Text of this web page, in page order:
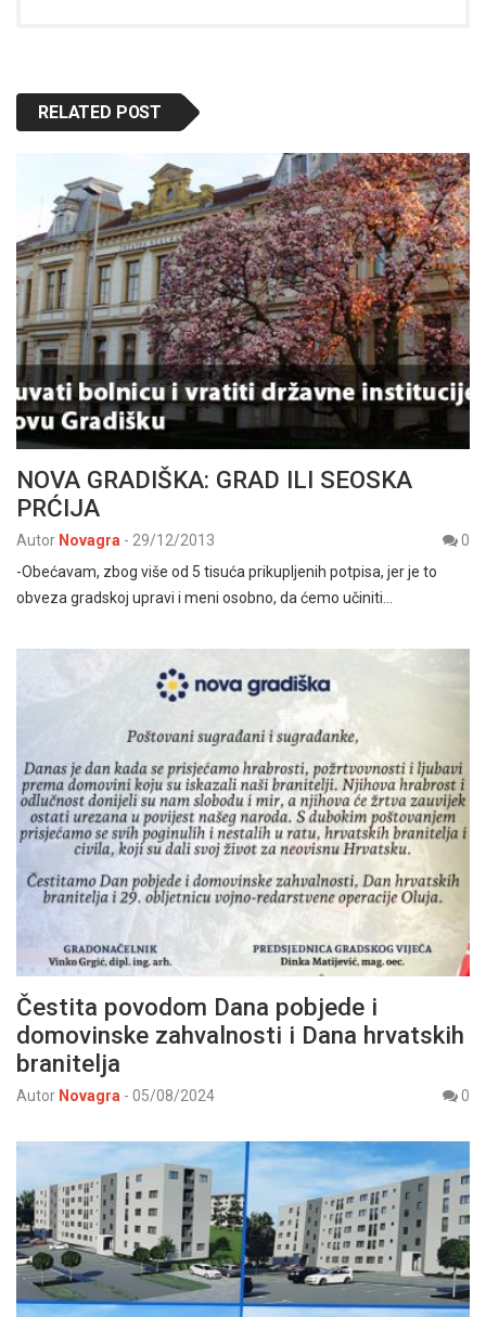
RELATED POST
NOVA GRADIŠKA: GRAD ILI SEOSKA
PRĆIJA
Autor Novagra - 29/12/2013
0
-Obećavam, zbog više od 5 tisuća prikupljenih potpisa, jer je to
obveza gradskoj upravi i meni osobno, da ćemo učiniti…
Čestita povodom Dana pobjede i
domovinske zahvalnosti i Dana hrvatskih
branitelja
Autor Novagra - 05/08/2024 0